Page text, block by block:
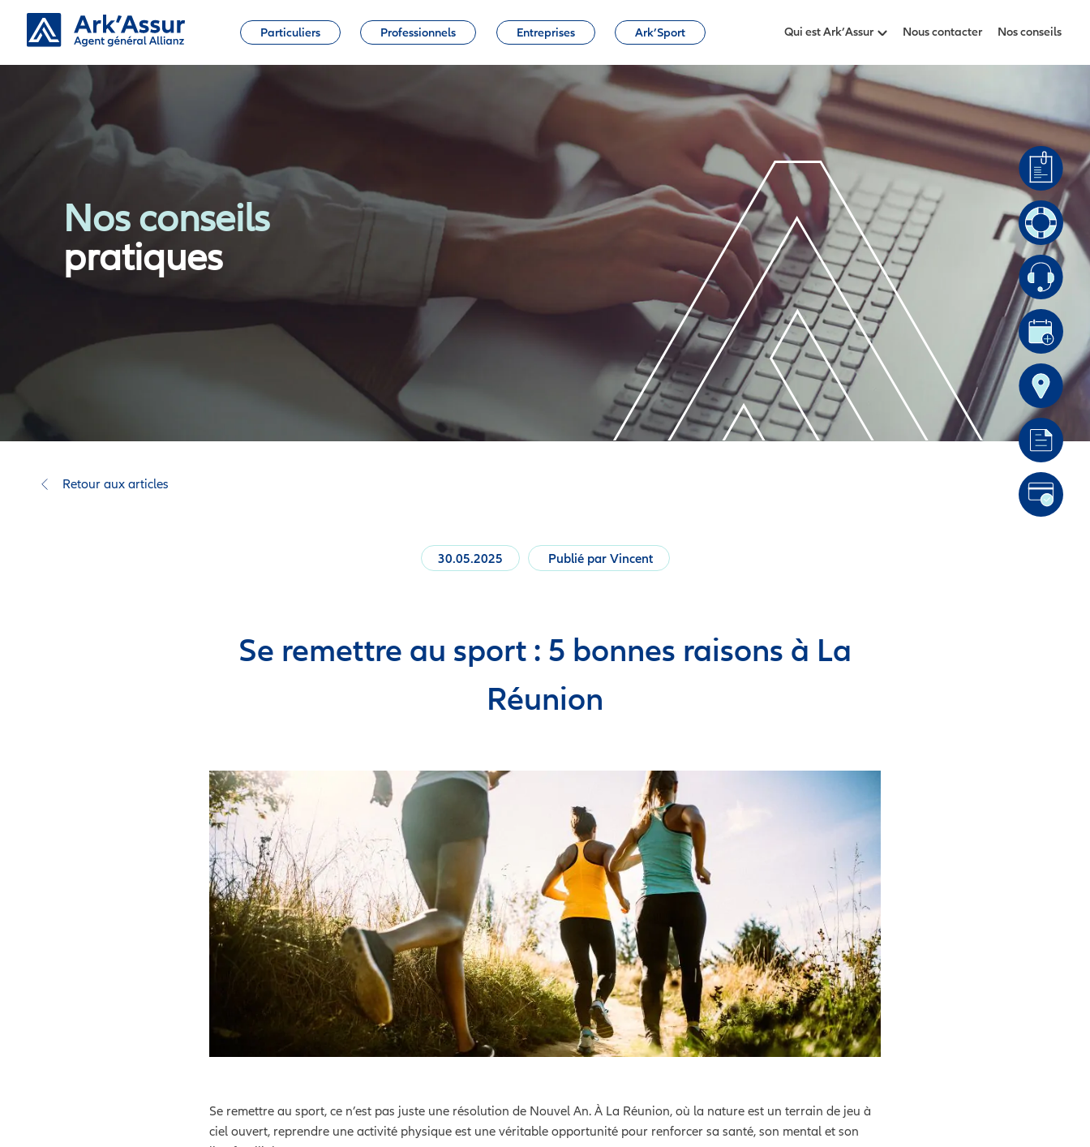
Particuliers Professionnels Entreprises Ark’Sport Qui est Ark’Assur Nous contacter Nos conseils
Nos conseils
pratiques
Retour aux articles
30.05.2025 Publié par Vincent
Se remettre au sport : 5 bonnes raisons à La
Réunion
Se remettre au sport, ce n’est pas juste une résolution de Nouvel An. À La Réunion, où la nature est un terrain de jeu à
ciel ouvert, reprendre une activité physique est une véritable opportunité pour renforcer sa santé, son mental et son